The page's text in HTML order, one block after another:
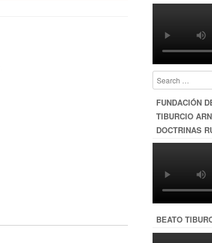
Search
FUNDACIÓN
TIBURCIO
DOCTRINAS
BEATO